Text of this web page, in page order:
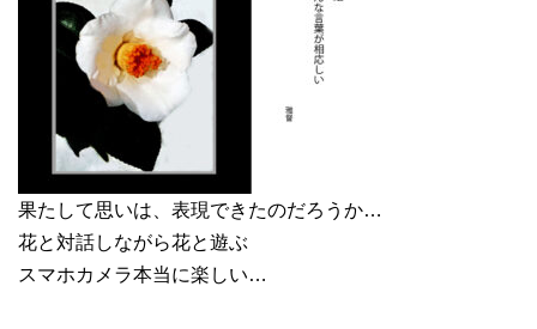
果たして思いは、表現できたのだろうか…
花と対話しながら花と遊ぶ
スマホカメラ本当に楽しい…